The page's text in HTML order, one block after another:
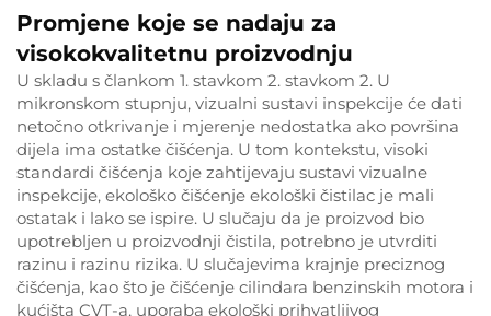
Promjene koje se nadaju za
visokokvalitetnu proizvodnju
U skladu s člankom 1. stavkom 2. stavkom 2. U
mikronskom stupnju, vizualni sustavi inspekcije će dati
netočno otkrivanje i mjerenje nedostatka ako površina
dijela ima ostatke čišćenja. U tom kontekstu, visoki
standardi čišćenja koje zahtijevaju sustavi vizualne
inspekcije, ekološko čišćenje ekološki čistilac je mali
ostatak i lako se ispire. U slučaju da je proizvod bio
upotrebljen u proizvodnji čistila, potrebno je utvrditi
razinu i razinu rizika. U slučajevima krajnje preciznog
čišćenja, kao što je čišćenje cilindara benzinskih motora i
kućišta CVT-a, uporaba ekološki prihvatljivog